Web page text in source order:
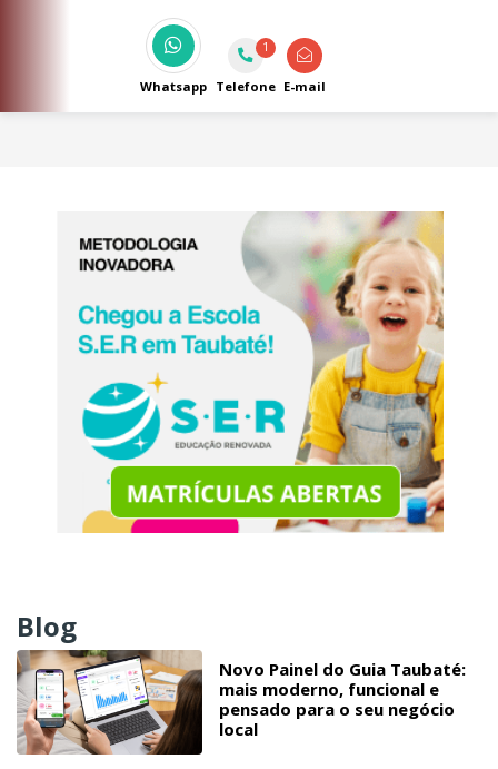
Whatsapp
1
Telefone E-mail
Blog
Novo Painel do Guia Taubaté:
mais moderno, funcional e
pensado para o seu negócio
local